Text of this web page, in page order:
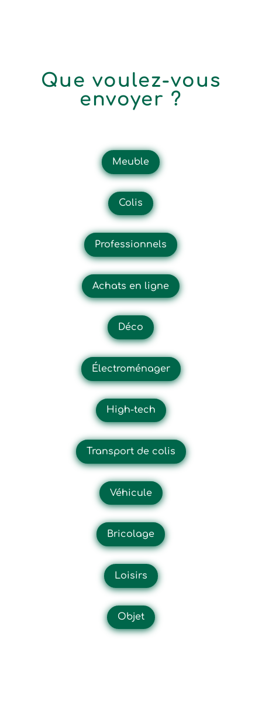
Que voulez-vous
envoyer ?
Meuble
Colis
Professionnels
Achats en ligne
Déco
Électroménager
High-tech
Transport de colis
Véhicule
Bricolage
Loisirs
Objet